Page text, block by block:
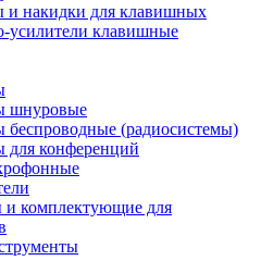
и накидки для клавишных
усилители клавишные
шнуровые
(радиосистемы)
конференций
и комплектующие для